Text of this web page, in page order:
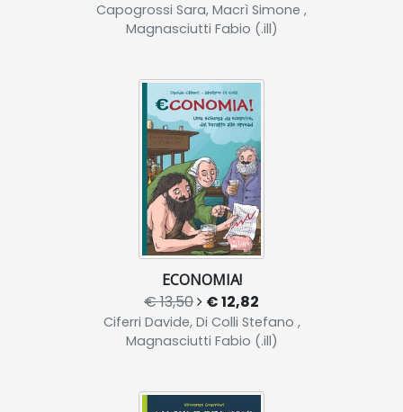
Capogrossi Sara, Macrì Simone ,
Magnasciutti Fabio (.ill)
ECONOMIA!
€ 13,50 € 12,82
Ciferri Davide, Di Colli Stefano ,
Magnasciutti Fabio (.ill)